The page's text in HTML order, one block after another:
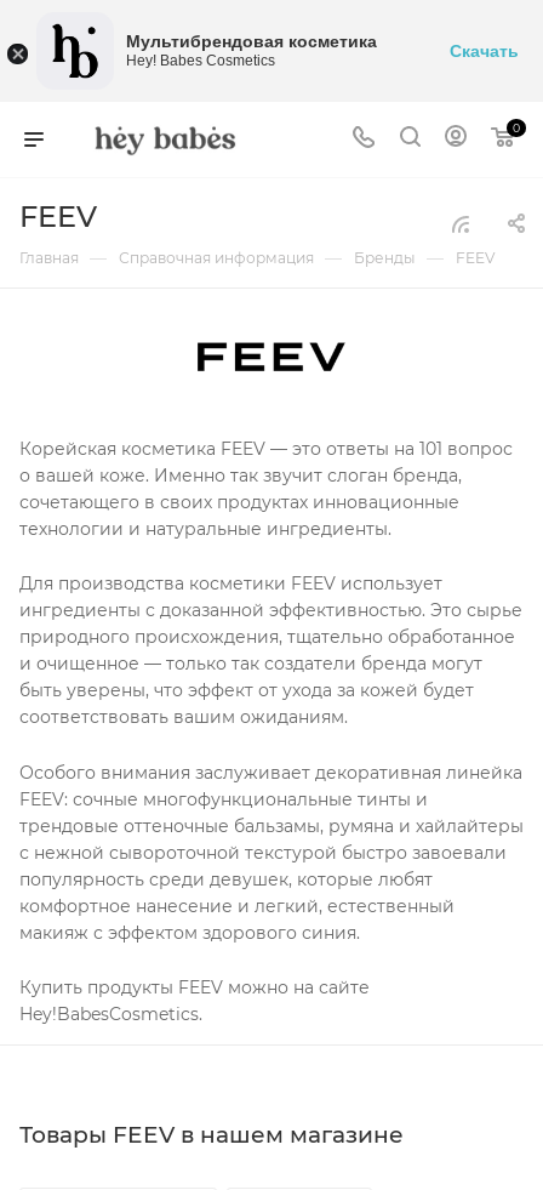
0
FEEV
Главная — Справочная информация — Бренды — FEEV
Корейская косметика FEEV — это ответы на 101 вопрос
о вашей коже. Именно так звучит слоган бренда,
сочетающего в своих продуктах инновационные
технологии и натуральные ингредиенты.
Для производства косметики FEEV использует
ингредиенты с доказанной эффективностью. Это сырье
природного происхождения, тщательно обработанное
и очищенное — только так создатели бренда могут
быть уверены, что эффект от ухода за кожей будет
соответствовать вашим ожиданиям.
Особого внимания заслуживает декоративная линейка
FEEV: сочные многофункциональные тинты и
трендовые оттеночные бальзамы, румяна и хайлайтеры
с нежной сывороточной текстурой быстро завоевали
популярность среди девушек, которые любят
комфортное нанесение и легкий, естественный
макияж с эффектом здорового синия.
Купить продукты FEEV можно на сайте
Hey!BabesCosmetics.
Товары FEEV в нашем магазине
Мультибрендовая косметика
Hey! Babes Cosmetics Скачать